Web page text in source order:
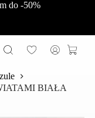
do -50%
Koszyk
BIAŁA